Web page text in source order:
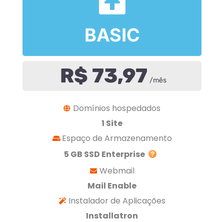
BASIC
R$ 73,97 /mês
Domínios hospedados
1 Site
Espaço de Armazenamento
5 GB SSD Enterprise
Webmail
Mail Enable
Instalador de Aplicações
Installatron